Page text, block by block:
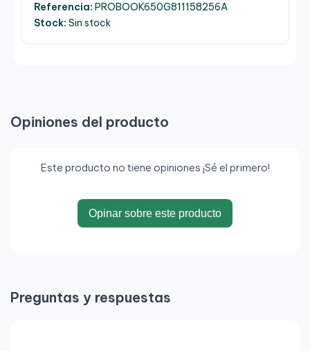
Referencia: PROBOOK650G811158256A
Stock: Sin stock
Opiniones del producto
Este producto no tiene opiniones ¡Sé el primero!
Opinar sobre este producto
Preguntas y respuestas